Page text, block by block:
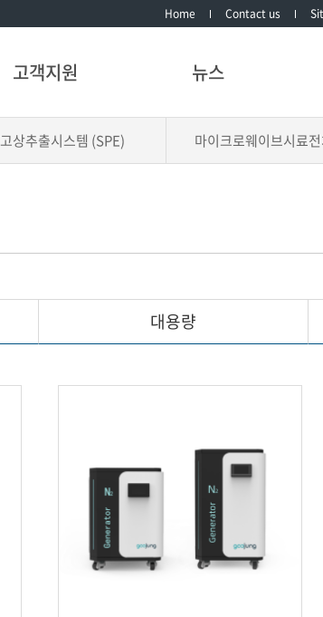
Home Contact us
고객지원 뉴스
고상추출시스템 (SPE) 마이크로웨이브시료
대용량